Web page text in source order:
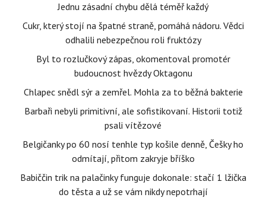
Jednu zásadní chybu dělá téměř každý
Cukr, který stojí na špatné straně, pomáhá nádoru. Vědci
odhalili nebezpečnou roli fruktózy
Byl to rozlučkový zápas, okomentoval promotér
budoucnost hvězdy Oktagonu
Chlapec snědl sýr a zemřel. Mohla za to běžná bakterie
Barbaři nebyli primitivní, ale sofistikovaní. Historii totiž
psali vítězové
Belgičanky po 60 nosí tenhle typ košile denně, Češky ho
odmítají, přitom zakryje bříško
Babiččin trik na palačinky funguje dokonale: stačí 1 lžička
do těsta a už se vám nikdy nepotrhají